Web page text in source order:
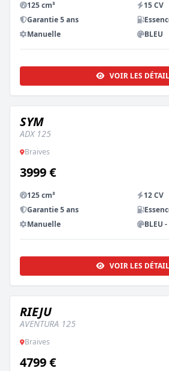
125 cm³
15 CV
Garantie 5 ans
Manuelle
BLEU
VOIR LES
NEUF
SYM
ADX 125
Braives
3999 €
125 cm³
12 CV
Garantie 5 ans
Manuelle
BLEU
VOIR LES
NEUF
RIEJU
AVENTURA 125
Braives
4799 €